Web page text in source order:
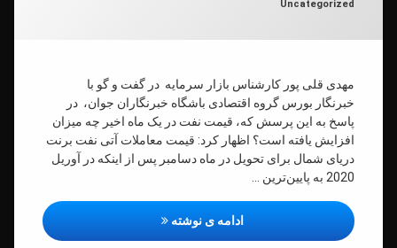
دسته بندی ها:
Uncategorized
مهدی قلی پور کارشناس بازار سرمایه در گفت و گو با
خبرنگار بورس گروه اقتصادی باشگاه خبرنگاران جوان، در
پاسخ به این پرسش که، قیمت نفت در یک ماه اخیر چه میزان
افزایش یافته است؟ اظهار کرد: قیمت معاملات آتی نفت برنت
دریای شمال برای تحویل در ماه دسامبر پس از اینکه در آوریل
2020 به پایین‌ترین …
ادامه ی نوشتهپالایش یکم 30 درصد زیر قیمت